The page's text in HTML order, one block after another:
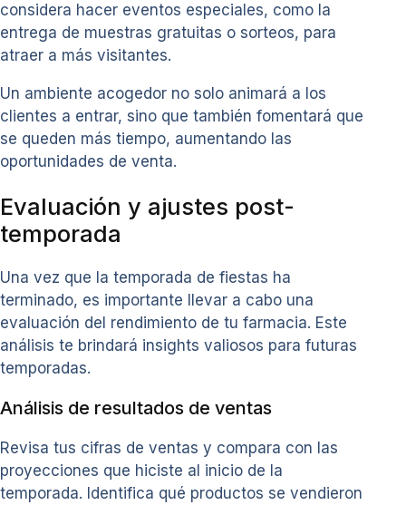
considera hacer eventos especiales, como la
entrega de muestras gratuitas o sorteos, para
atraer a más visitantes.
Un ambiente acogedor no solo animará a los
clientes a entrar, sino que también fomentará que
se queden más tiempo, aumentando las
oportunidades de venta.
Evaluación y ajustes post-
temporada
Una vez que la temporada de fiestas ha
terminado, es importante llevar a cabo una
evaluación del rendimiento de tu farmacia. Este
análisis te brindará insights valiosos para futuras
temporadas.
Análisis de resultados de ventas
Revisa tus cifras de ventas y compara con las
proyecciones que hiciste al inicio de la
temporada. Identifica qué productos se vendieron